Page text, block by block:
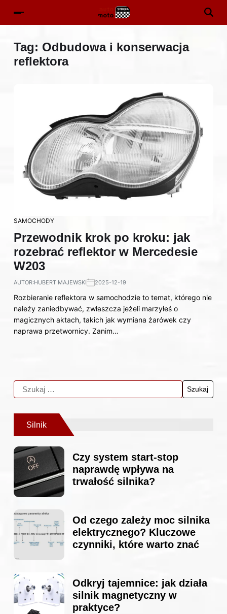
Tag: Odbudowa i konserwacja
reflektora
SAMOCHODY
Przewodnik krok po kroku: jak
rozebrać reflektor w Mercedesie
W203
AUTOR:HUBERT MAJEWSKI 2025-12-19
Rozbieranie reflektora w samochodzie to temat, którego nie
należy zaniedbywać, zwłaszcza jeżeli marzyłeś o
magicznych aktach, takich jak wymiana żarówek czy
naprawa przetwornicy. Zanim…
Silnik
Czy system start-stop
naprawdę wpływa na
trwałość silnika?
Od czego zależy moc silnika
elektrycznego? Kluczowe
czynniki, które warto znać
Odkryj tajemnice: jak działa
silnik magnetyczny w
praktyce?